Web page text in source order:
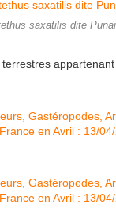
saxatilis dite